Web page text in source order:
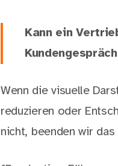
Kann ein
Wenn die visuelle
reduzieren oder
nicht, beenden wir